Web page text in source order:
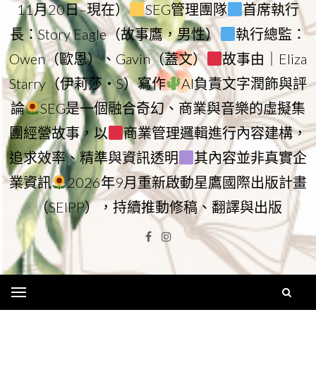
11月20日–現在）
SEG管理團隊
首席執行
長：Story Eagle（故事鷹，男性）
執行總監：
Owen（歐恩）、Gavin（蓋文）
故事由｜Eliza
Starry（伊莉莎・S）寫作
AI負責文字潤飾與評
論
SEG是一個融合奇幻、商業與音樂的虛擬集
團經營故事，以
商業管理邏輯進行內容建構，
追求效率、精準與資訊透明
其內容並非真實企
業資訊
2026年9月重新啟動星鷹國際出版計畫
（SEIPP），持續推動修稿、翻譯與出版
Facebook
Instagram